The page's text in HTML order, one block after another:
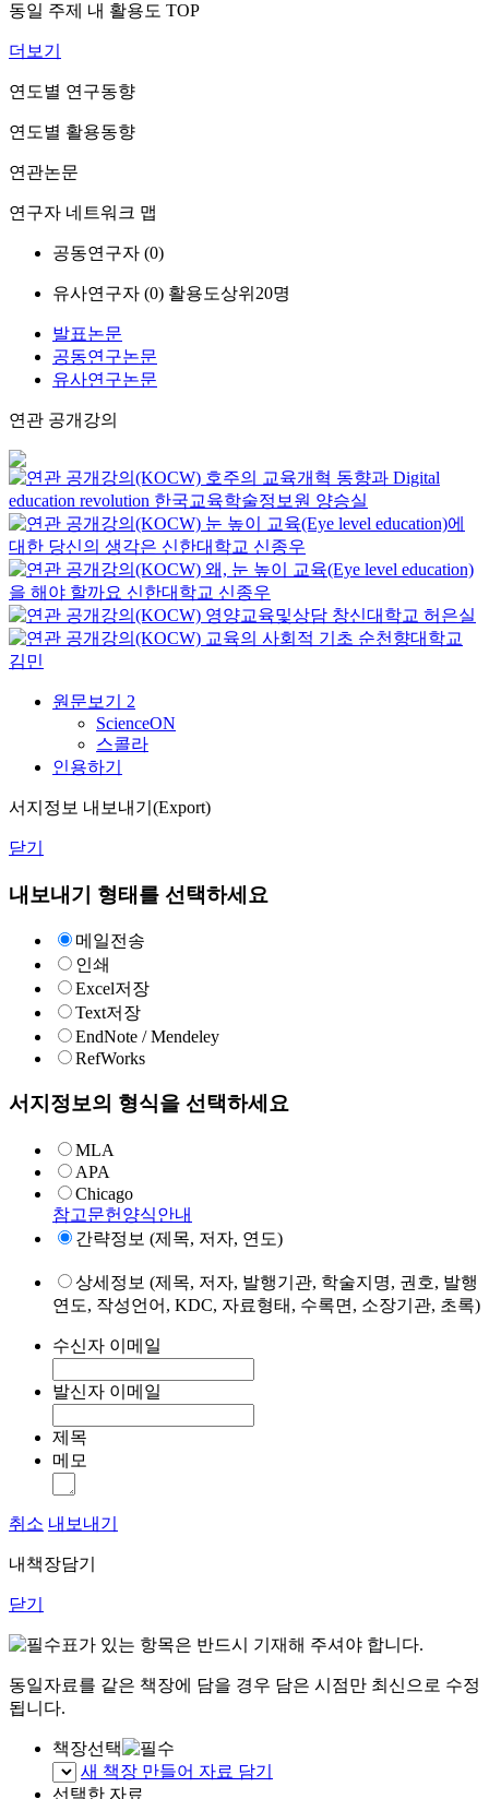
동일 주제 내 활용도 TOP
더보기
연도별 연구동향
연도별 활용동향
연관논문
연구자 네트워크 맵
공동연구자 (0)
유사연구자 (0) 활용도상위20명
발표논문
공동연구논문
유사연구논문
연관 공개강의
호주의 교육개혁 동향과 Digital
education revolution 한국교육학술정보원 양승실
눈 높이 교육(Eye level education)에
대한 당신의 생각은 신한대학교 신종우
왜, 눈 높이 교육(Eye level education)
을 해야 할까요 신한대학교 신종우
영양교육및상담 창신대학교 허은실
교육의 사회적 기초 순천향대학교
김민
원문보기 2
ScienceON
스콜라
인용하기
서지정보 내보내기(Export)
닫기
내보내기 형태를 선택하세요
메일전송
인쇄
Excel저장
Text저장
EndNote / Mendeley
RefWorks
서지정보의 형식을 선택하세요
MLA
APA
Chicago
참고문헌양식안내
간략정보 (제목, 저자, 연도)
상세정보 (제목, 저자, 발행기관, 학술지명, 권호, 발행
연도, 작성언어, KDC, 자료형태, 수록면, 소장기관, 초록)
수신자 이메일
발신자 이메일
제목
메모
취소 내보내기
내책장담기
닫기
표가 있는 항목은 반드시 기재해 주셔야 합니다.
동일자료를 같은 책장에 담을 경우 담은 시점만 최신으로 수정
됩니다.
책장선택
새 책장 만들어 자료 담기
선택한 자료